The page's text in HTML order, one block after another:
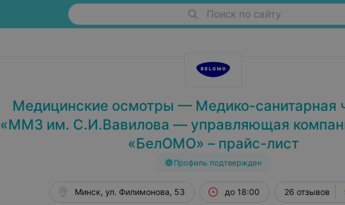
Поиск по сайту
Медицинские осмотры — Медико-санитарная
«ММЗ им. С.И.Вавилова — управляющая
«БелОМО» – прайс-лист
Профиль подтвержден
Минск, ул. Филимонова, 53 до 18:00 26 отзывов